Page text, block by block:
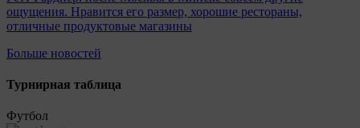
ощущения. Нравится его размер, хорошие рестораны,
отличные продуктовые магазины
Больше новостей
Турнирная таблица
Футбол